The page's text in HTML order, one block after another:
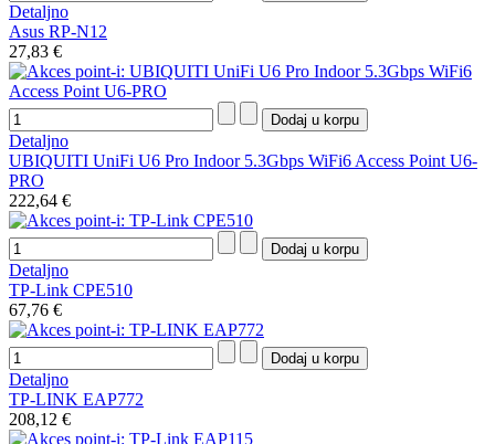
Detaljno
Asus RP-N12
27,83 €
Detaljno
UBIQUITI UniFi U6 Pro Indoor 5.3Gbps WiFi6 Access Point U6-
PRO
222,64 €
Detaljno
TP-Link CPE510
67,76 €
Detaljno
TP-LINK EAP772
208,12 €